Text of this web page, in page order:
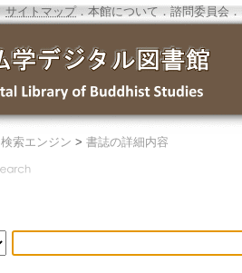
サイトマップ．本館について ． 諮問委員会 ．
検索エンジン > 書誌の詳細内容